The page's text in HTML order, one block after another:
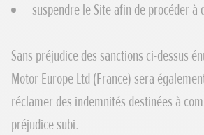
suspendre le Site afin de procéder à
Sans préjudice des sanctions ci-dessus
Motor Europe Ltd (France) sera
réclamer des indemnités destinées à
préjudice subi.